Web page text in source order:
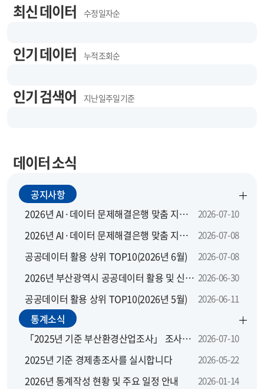
최신 데이터 수정 일자순
인기 데이터 누적 조회순
인기 검색어 지난 일주일 기준
데이터 소식
공지사항
2026년 AI·데이터 문제해결은행 맞춤 지원 모집 공고
2026-07-10
2026년 AI·데이터 문제해결은행 맞춤 지원사업 지역별 설명회 2026-07-08
공공데이터 활용 상위 TOP10(2026년 6월) 2026-07-08
2026년 부산광역시 공공데이터 활용 및 신규 개방 수요 설문조사 2026-06-30
공공데이터 활용 상위 TOP10(2026년 5월) 2026-06-11
통계소식
「2025년 기준 부산환경산업조사」 조사요원을 모집합니다. 2026-07-10
2025년 기준 경제총조사를 실시합니다 2026-05-22
2026년 통계작성 현황 및 주요 일정 안내 2026-01-14